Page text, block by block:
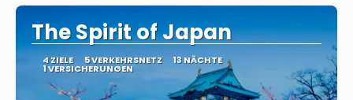
The Spirit of Japan
4 ZIELE 5 VERKEHRSNETZ 13 NÄCHTE
1 VERSICHERUNGEN